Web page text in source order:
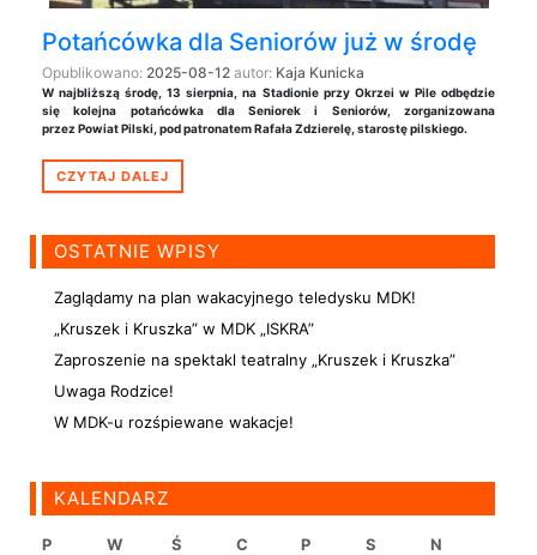
Potańcówka dla Seniorów już w środę
Opublikowano: 2025-08-12 autor: Kaja Kunicka
W najbliższą środę, 13 sierpnia, na Stadionie przy Okrzei w Pile odbędzie
się kolejna potańcówka dla Seniorek i Seniorów, zorganizowana
przez Powiat Pilski, pod patronatem Rafała Zdzierelę, starostę pilskiego.
CZYTAJ DALEJ
OSTATNIE WPISY
Zaglądamy na plan wakacyjnego teledysku MDK!
„Kruszek i Kruszka” w MDK „ISKRA”
Zaproszenie na spektakl teatralny „Kruszek i Kruszka”
Uwaga Rodzice!
W MDK-u rozśpiewane wakacje!
KALENDARZ
P W Ś C P S
N